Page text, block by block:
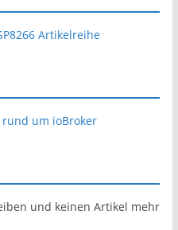
Artikelreihe
um ioBroker
und keinen Artikel mehr